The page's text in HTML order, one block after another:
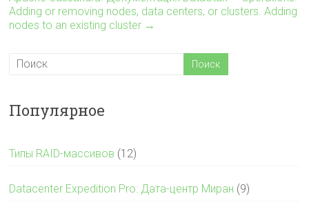
Adding or removing nodes, data centers, or clusters. Adding
nodes to an existing cluster →
Популярное
Типы RAID-массивов (12)
Datacenter Expedition Pro: Дата-центр Миран (9)